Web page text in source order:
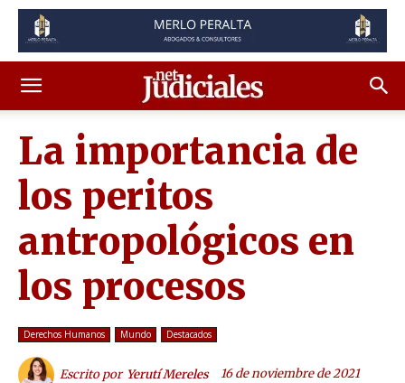
La importancia de
los peritos
antropológicos en
los procesos
Derechos Humanos Mundo Destacados
Escrito por Yerutí Mereles 16 de noviembre de 2021